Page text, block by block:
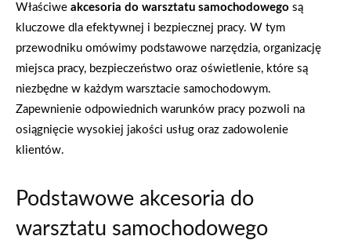
Właściwe akcesoria do warsztatu samochodowego są
kluczowe dla efektywnej i bezpiecznej pracy. W tym
przewodniku omówimy podstawowe narzędzia, organizację
miejsca pracy, bezpieczeństwo oraz oświetlenie, które są
niezbędne w każdym warsztacie samochodowym.
Zapewnienie odpowiednich warunków pracy pozwoli na
osiągnięcie wysokiej jakości usług oraz zadowolenie
klientów.
Podstawowe akcesoria do
warsztatu samochodowego